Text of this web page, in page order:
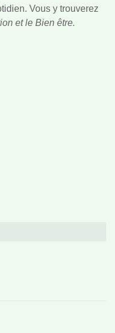
Vous y trouverez
et le Bien être.